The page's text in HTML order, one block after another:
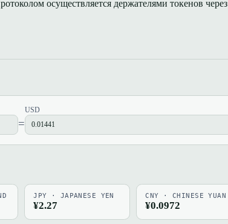
осуществляется держателями токенов через
=
USD
JPY · JAPANESE YEN
¥2.27
CNY · CHINESE YUAN
¥0.0972